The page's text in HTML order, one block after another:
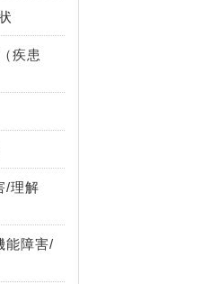
疾患
/理解
能障害/